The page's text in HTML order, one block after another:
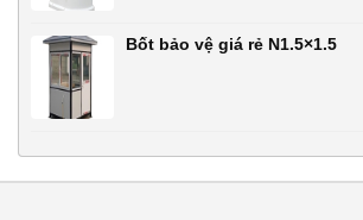
Bốt bảo vệ giá rẻ N1.5×1.5